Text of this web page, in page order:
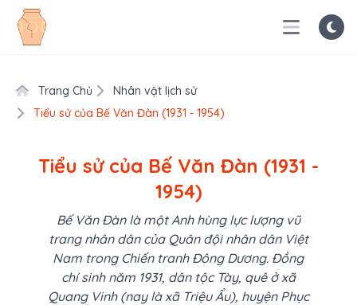
Trang Chủ
Nhân vật lịch sử
Tiểu sử của Bế Văn Đàn (1931 - 1954)
Tiểu sử của Bế Văn Đàn (1931 -
1954)
Bế Văn Đàn là một Anh hùng lực lượng vũ
trang nhân dân của Quân đội nhân dân Việt
Nam trong Chiến tranh Đông Dương. Đồng
chí sinh năm 1931, dân tộc Tày, quê ở xã
Quang Vinh (nay là xã Triệu Ẩu), huyện Phục